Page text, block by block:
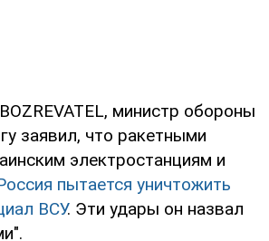
министр обороны
заявил, что ракетными
электростанциям и
пытается уничтожить
ВСУ. Эти удары он назвал